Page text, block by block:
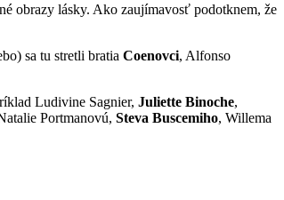
obrazy lásky. Ako zaujímavosť podotknem, že
sa tu stretli bratia Coenovci, Alfonso
Ludivine Sagnier, Juliette Binoche,
Portmanovú, Steva Buscemiho, Willema